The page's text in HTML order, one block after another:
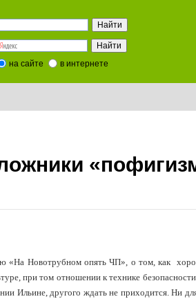
на сайте в интернете
«На Новотрубном опять ЧП», о том, как
при том отношении к технике
Ильине, другого ждать не приходится. Ни